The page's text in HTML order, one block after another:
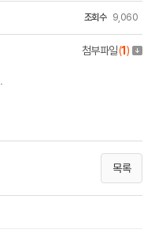
조회수 9,060
첨부파일(1 )
목록